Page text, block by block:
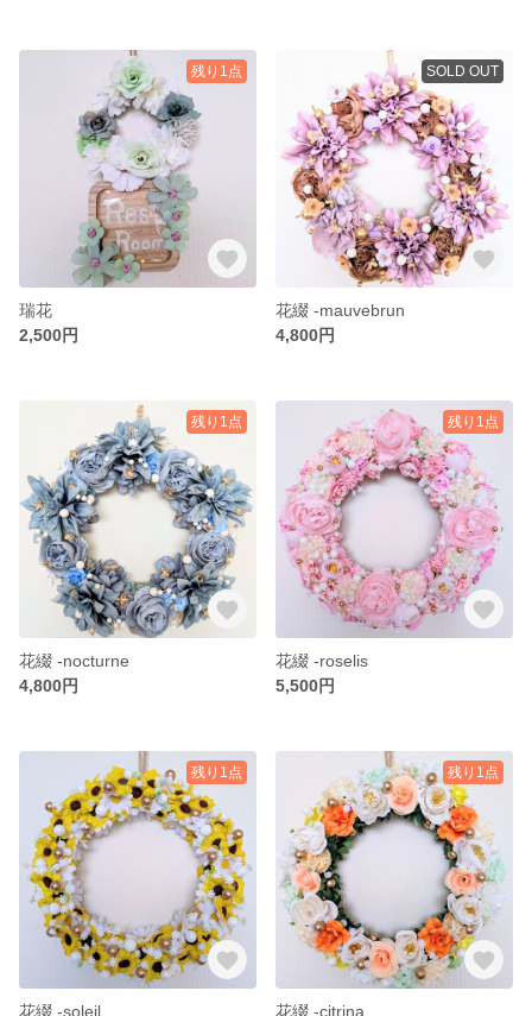
残り1点
瑞花
2,500円
SOLD OUT
花綴 -mauvebrun
4,800円
残り1点
花綴 -nocturne
4,800円
残り1点
花綴 -roselis
5,500円
残り1点
花綴 -soleil
残り1点
花綴 -citrina